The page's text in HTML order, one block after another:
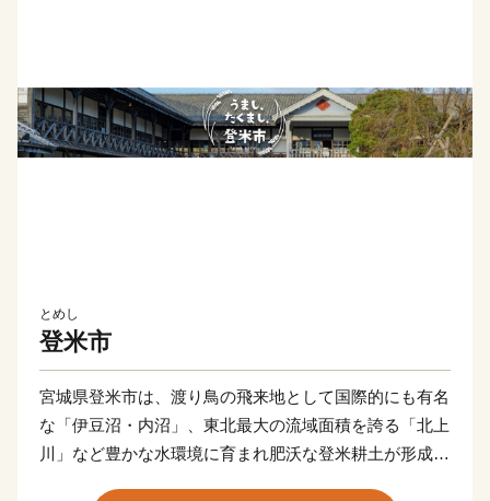
とめし
登米市
宮城県登米市は、渡り鳥の飛来地として国際的にも有名
な「伊豆沼・内沼」、東北最大の流域面積を誇る「北上
川」など豊かな水環境に育まれ肥沃な登米耕土が形成さ